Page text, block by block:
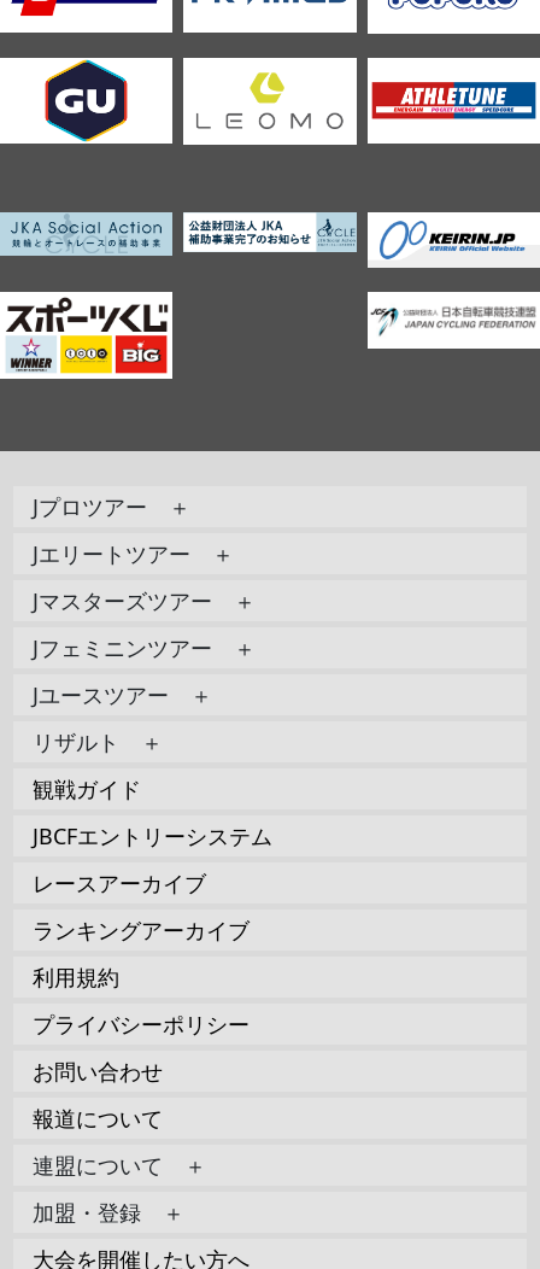
Jプロツアー ＋
Jエリートツアー ＋
Jマスターズツアー ＋
Jフェミニンツアー ＋
Jユースツアー ＋
リザルト ＋
観戦ガイド
JBCFエントリーシステム
レースアーカイブ
ランキングアーカイブ
利用規約
プライバシーポリシー
お問い合わせ
報道について
連盟について ＋
加盟・登録 ＋
大会を開催したい方へ